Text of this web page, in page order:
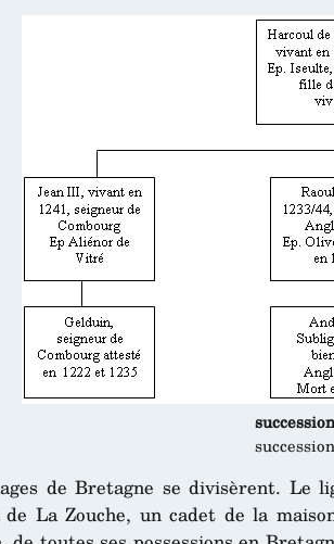
de Bretagne se divisèrent. Le
de La Zouche, un cadet de la